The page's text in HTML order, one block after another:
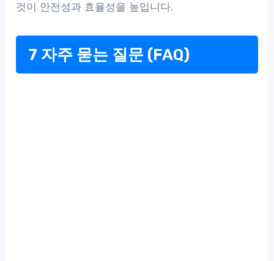
것이 안전성과 효율성을 높입니다.
7 자주 묻는 질문 (FAQ)